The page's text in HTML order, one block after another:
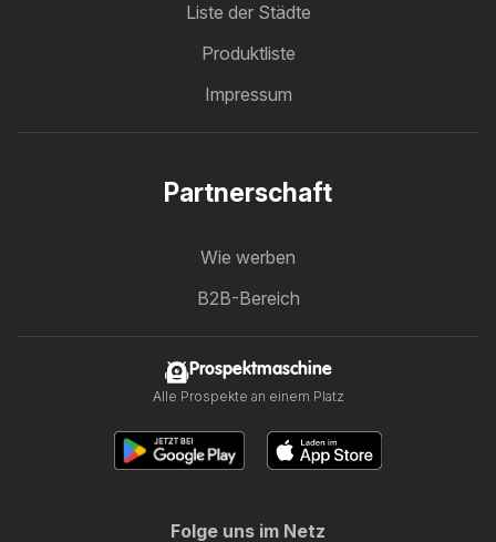
Liste der Städte
Produktliste
Impressum
Partnerschaft
Wie werben
B2B-Bereich
Prospektmaschine
Alle Prospekte an einem Platz
Folge uns im Netz